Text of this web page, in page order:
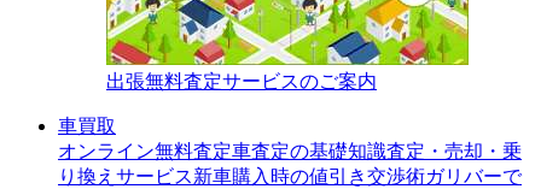
出張無料査定サービスのご案内
車買取
オンライン無料査定車査定の基礎知識査定・売却・乗
り換えサービス新車購入時の値引き交渉術ガリバーで